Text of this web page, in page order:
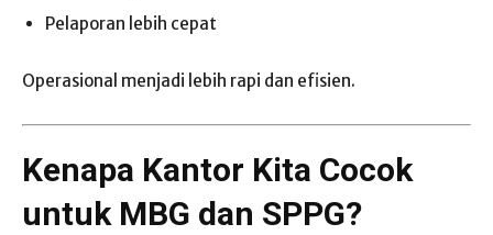
Pelaporan lebih cepat
Operasional menjadi lebih rapi dan efisien.
Kenapa Kantor Kita Cocok
untuk MBG dan SPPG?